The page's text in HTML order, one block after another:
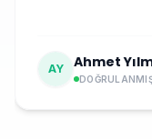
AY Ahmet